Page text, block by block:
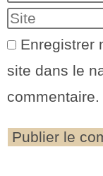
Enregistrer
site dans le
commentaire.